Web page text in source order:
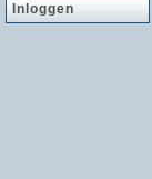
Inloggen